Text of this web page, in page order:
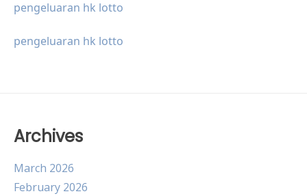
pengeluaran hk lotto
pengeluaran hk lotto
Archives
March 2026
February 2026